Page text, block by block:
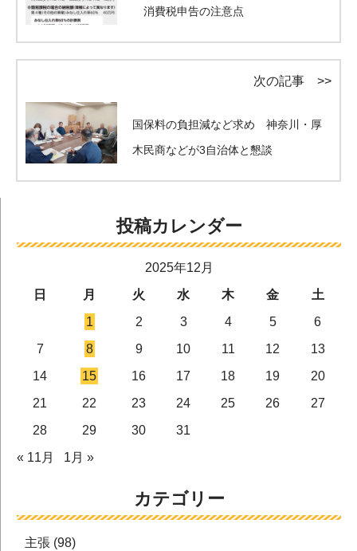
消費税申告の注意点
次の記事 >>
国保料の負担減など求め 神奈川・厚
木民商などが3自治体と懇談
投稿カレンダー
2025年12月
日
月 火 水 木 金
土
1
2 3 4 5
6
7
8 9 10 11 12
13
14
15 16 17 18 19
20
21
22 23 24 25 26
27
28
29 30
31
« 11月
1月 »
カテゴリー
主張 (98)